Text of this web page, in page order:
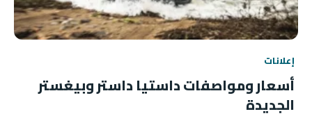
إعلانات
أسعار ومواصفات داستيا داستر وبيغستر
الجديدة